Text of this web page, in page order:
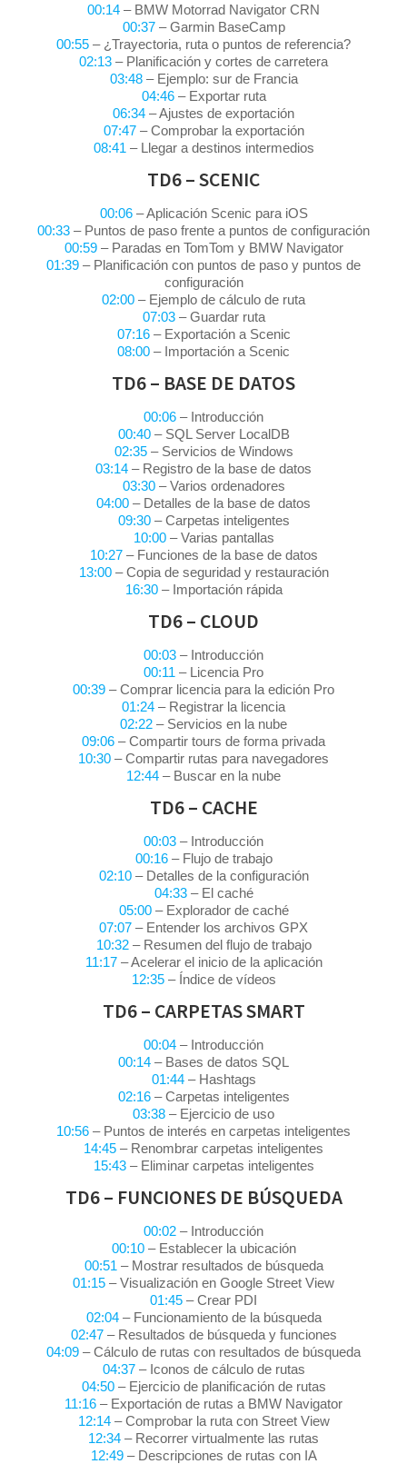
00:14 – BMW Motorrad Navigator CRN
00:37– Garmin BaseCamp
00:55 – ¿Trayectoria, ruta o puntos de referencia?
02:13 – Planificación y cortes de carretera
03:48– Ejemplo: sur de Francia
04:46– Exportar ruta
06:34 – Ajustes de exportación
07:47– Comprobar la exportación
08:41 – Llegar a destinos intermedios
TD6 – SCENIC
00:06– Aplicación Scenic para iOS
00:33 – Puntos de paso frente a puntos de configuración
00:59– Paradas en TomTom y BMW Navigator
01:39 – Planificación con puntos de paso y puntos de
configuración
02:00 – Ejemplo de cálculo de ruta
07:03– Guardar ruta
07:16– Exportación a Scenic
08:00 – Importación a Scenic
TD6 – BASE DE DATOS
00:06 – Introducción
00:40– SQL Server LocalDB
02:35– Servicios de Windows
03:14 – Registro de la base de datos
03:30– Varios ordenadores
04:00 – Detalles de la base de datos
09:30– Carpetas inteligentes
10:00– Varias pantallas
10:27– Funciones de la base de datos
13:00– Copia de seguridad y restauración
16:30– Importación rápida
TD6 – CLOUD
00:03 – Introducción
00:11 – Licencia Pro
00:39 – Comprar licencia para la edición Pro
01:24 – Registrar la licencia
02:22 – Servicios en la nube
09:06 – Compartir tours de forma privada
10:30 – Compartir rutas para navegadores
12:44 – Buscar en la nube
TD6 – CACHE
00:03 – Introducción
00:16– Flujo de trabajo
02:10– Detalles de la configuración
04:33– El caché
05:00– Explorador de caché
07:07 – Entender los archivos GPX
10:32– Resumen del flujo de trabajo
11:17– Acelerar el inicio de la aplicación
12:35– Índice de vídeos
TD6 – CARPETAS SMART
00:04 – Introducción
00:14 – Bases de datos SQL
01:44– Hashtags
02:16– Carpetas inteligentes
03:38 – Ejercicio de uso
10:56 – Puntos de interés en carpetas inteligentes
14:45 – Renombrar carpetas inteligentes
15:43– Eliminar carpetas inteligentes
TD6 – FUNCIONES DE BÚSQUEDA
00:02 – Introducción
00:10– Establecer la ubicación
00:51 – Mostrar resultados de búsqueda
01:15 – Visualización en Google Street View
01:45 – Crear PDI
02:04– Funcionamiento de la búsqueda
02:47– Resultados de búsqueda y funciones
04:09 – Cálculo de rutas con resultados de búsqueda
04:37– Iconos de cálculo de rutas
04:50– Ejercicio de planificación de rutas
11:16 – Exportación de rutas a BMW Navigator
12:14– Comprobar la ruta con Street View
12:34 – Recorrer virtualmente las rutas
12:49– Descripciones de rutas con IA